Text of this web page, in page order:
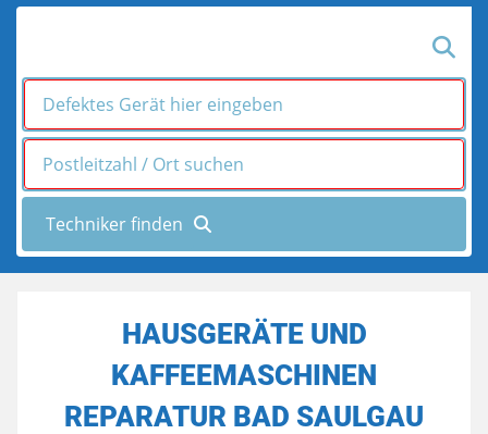
HAUSGERÄTE UND
KAFFEEMASCHINEN
REPARATUR BAD SAULGAU